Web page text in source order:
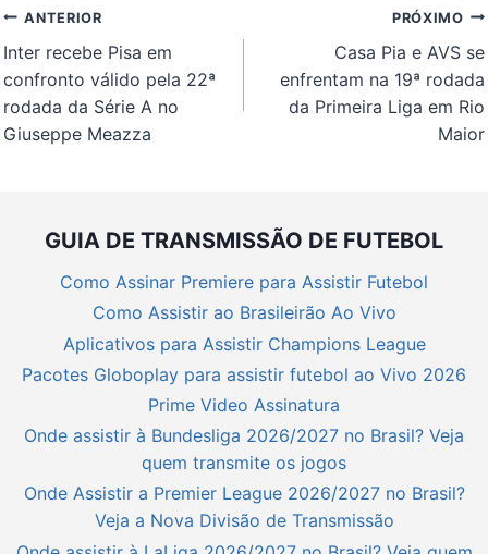
Navegação
de
Post
ANTERIOR
Inter recebe Pisa em
confronto válido pela 22ª
rodada da Série A no
Giuseppe Meazza
PRÓXIMO
Casa Pia e AVS se
enfrentam na 19ª rodada
da Primeira Liga em Rio
Maior
GUIA DE TRANSMISSÃO DE FUTEBOL
Como Assinar Premiere para Assistir Futebol
Como Assistir ao Brasileirão Ao Vivo
Aplicativos para Assistir Champions League
Pacotes Globoplay para assistir futebol ao Vivo 2026
Prime Video Assinatura
Onde assistir à Bundesliga 2026/2027 no Brasil? Veja
quem transmite os jogos
Onde Assistir a Premier League 2026/2027 no Brasil?
Veja a Nova Divisão de Transmissão